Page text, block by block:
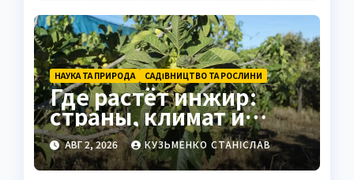
НАУКА ТА ПРИРОДА САДІВНИЦТВО ТА РОСЛИНИ
Где растёт инжир:
страны, климат и
секреты
выращивания
АВГ 2, 2026 КУЗЬМЕНКО СТАНІСЛАВ